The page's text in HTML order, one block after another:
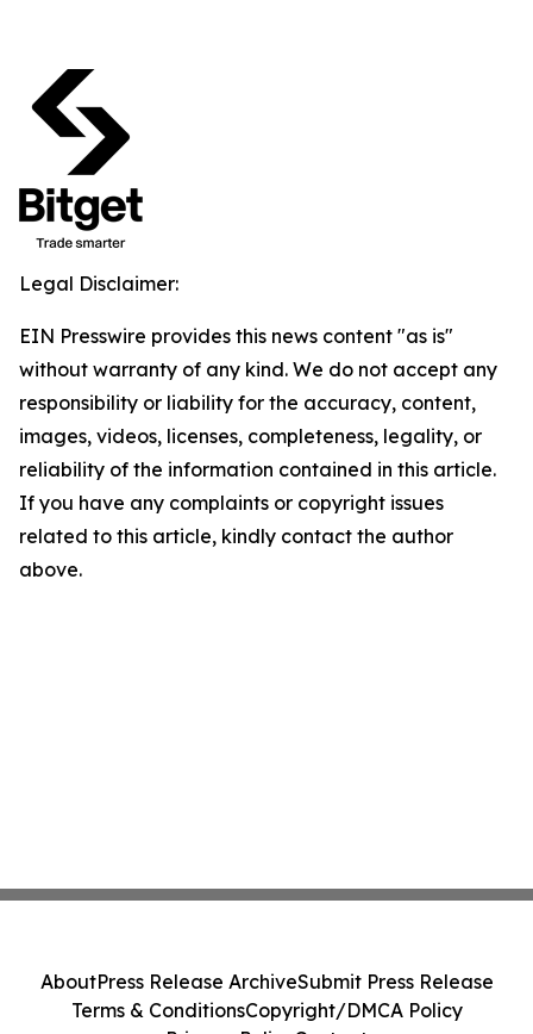
Legal Disclaimer:
EIN Presswire provides this news content "as is"
without warranty of any kind. We do not accept any
responsibility or liability for the accuracy, content,
images, videos, licenses, completeness, legality, or
reliability of the information contained in this article.
If you have any complaints or copyright issues
related to this article, kindly contact the author
above.
AboutPress Release ArchiveSubmit Press Release
Terms & ConditionsCopyright/DMCA Policy